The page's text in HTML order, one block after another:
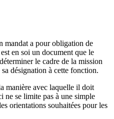
mandat a pour obligation de
en soi un document que le
le cadre de la mission
désignation à cette fonction.
manière avec laquelle il doit
ne se limite pas à une simple
orientations souhaitées pour les